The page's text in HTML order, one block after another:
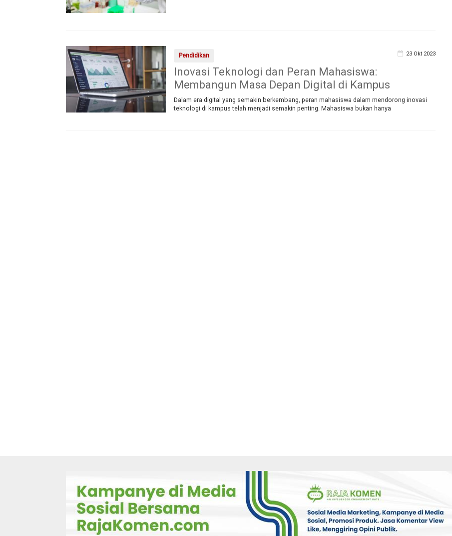
Pendidikan 23 Okt 2023
Inovasi Teknologi dan Peran Mahasiswa:
Membangun Masa Depan Digital di Kampus
Dalam era digital yang semakin berkembang, peran mahasiswa dalam mendorong inovasi
teknologi di kampus telah menjadi semakin penting. Mahasiswa bukan hanya